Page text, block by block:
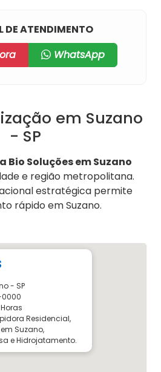
DE ATENDIMENTO
WhatsApp
em Suzano
- SP
Bio Soluções em Suzano
e região metropolitana.
estratégica permite
rápido em Suzano.
- SP
0000
Residencial,
Suzano,
e Hidrojatamento.